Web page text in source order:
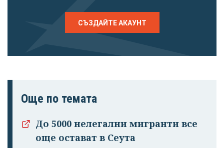
СЪЗДАЙТЕ АКАУНТ
Още по темата
До 5000 нелегални мигранти все
още остават в Сеута